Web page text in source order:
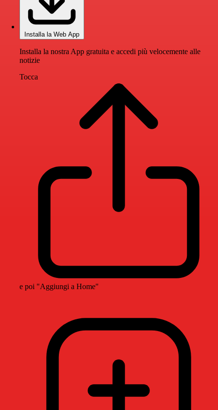
Installa la Web App
Installa la nostra App gratuita e accedi più velocemente alle
notizie
Tocca
e poi "Aggiungi a Home"